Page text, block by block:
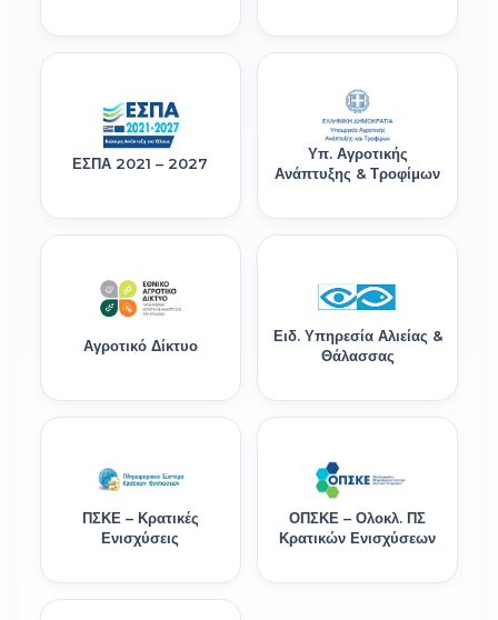
ΕΣΠΑ 2021 – 2027
Υπ. Αγροτικής
Ανάπτυξης & Τροφίμων
Αγροτικό Δίκτυο
Ειδ. Υπηρεσία Αλιείας &
Θάλασσας
ΠΣΚΕ – Κρατικές
Ενισχύσεις
ΟΠΣΚΕ – Ολοκλ. ΠΣ
Κρατικών Ενισχύσεων